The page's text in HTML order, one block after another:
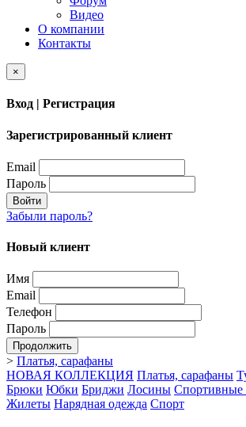
Видео
О компании
Контакты
×
Вход | Регистрация
Зарегистрированный клиент
Email
Пароль
Войти
Забыли пароль?
Новый клиент
Имя
Email
Телефон
Пароль
Продолжить
> Платья, сарафаны
НОВАЯ КОЛЛЕКЦИЯ Платья, сарафаны
Брюки Юбки Бриджи Лосины
Жилеты Нарядная одежда Спорт